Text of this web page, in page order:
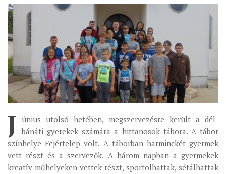
EGYHÁZI INTÉZMÉNYEINK
EGYHÁZMEGYEI LEVÉLTÁR
LELKIPÁSZTOROK
SZERZETESRENDEK
IN MEMORIAM
PLÉBÁNIÁK
ÉSZAKI ESPERESSÉG
KÖZPONTI ESPERESSÉG
DÉLI ESPERESSÉG
ARCHÍVUM
J
únius utolsó hetében, megszervezésre került a dél-
bánáti gyerekek számára a hittanosok tábora. A tábor
színhelye Fejértelep volt. A táborban harminckét gyermek
vett részt és a szervezők. A három napban a gyermekek
kreatív műhelyeken vettek részt, sportolhattak, sétálhattak